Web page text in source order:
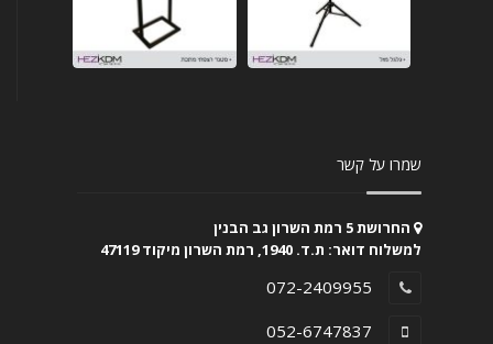
שמרו על קשר
החרושת 5 רמת השרון גב הבנין
למשלוח דואר: ת.ד. 1940, רמת השרון מיקוד 47119
072-2409955
052-6747837